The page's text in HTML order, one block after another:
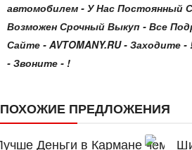
автомобилем - У Нас Постоянный
Возможен Срочный Выкуп - Все
Сайте - AVTOMANY.RU - Заходите -
- Звоните - !
ПОХОЖИЕ ПРЕДЛОЖЕНИЯ